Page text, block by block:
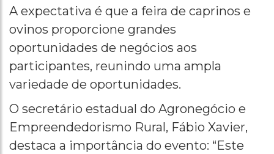
A expectativa é que a feira de caprinos e
ovinos proporcione grandes
oportunidades de negócios aos
participantes, reunindo uma ampla
variedade de oportunidades.
O secretário estadual do Agronegócio e
Empreendedorismo Rural, Fábio Xavier,
destaca a importância do evento: “Este